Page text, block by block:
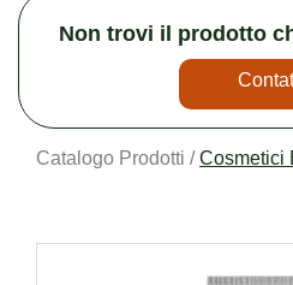
Non trovi il prodotto
Catalogo Prodotti /Cosmetici